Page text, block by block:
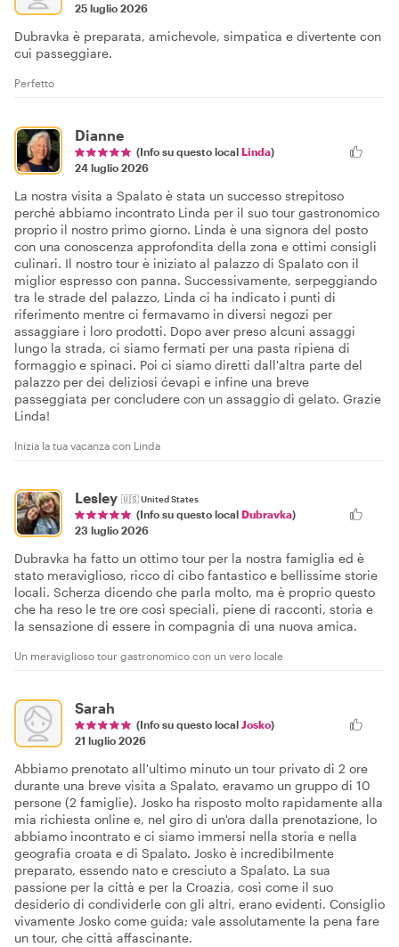
25 luglio 2026
Dubravka è preparata, amichevole, simpatica e divertente con
cui passeggiare.
Perfetto
Dianne
(Info su questo local Linda)
24 luglio 2026
La nostra visita a Spalato è stata un successo strepitoso
perché abbiamo incontrato Linda per il suo tour gastronomico
proprio il nostro primo giorno. Linda è una signora del posto
con una conoscenza approfondita della zona e ottimi consigli
culinari. Il nostro tour è iniziato al palazzo di Spalato con il
miglior espresso con panna. Successivamente, serpeggiando
tra le strade del palazzo, Linda ci ha indicato i punti di
riferimento mentre ci fermavamo in diversi negozi per
assaggiare i loro prodotti. Dopo aver preso alcuni assaggi
lungo la strada, ci siamo fermati per una pasta ripiena di
formaggio e spinaci. Poi ci siamo diretti dall'altra parte del
palazzo per dei deliziosi ćevapi e infine una breve
passeggiata per concludere con un assaggio di gelato. Grazie
Linda!
Inizia la tua vacanza con Linda
Lesley 🇺🇸United States
(Info su questo local Dubravka)
23 luglio 2026
Dubravka ha fatto un ottimo tour per la nostra famiglia ed è
stato meraviglioso, ricco di cibo fantastico e bellissime storie
locali. Scherza dicendo che parla molto, ma è proprio questo
che ha reso le tre ore così speciali, piene di racconti, storia e
la sensazione di essere in compagnia di una nuova amica.
Un meraviglioso tour gastronomico con un vero locale
Sarah
(Info su questo local Josko)
21 luglio 2026
Abbiamo prenotato all'ultimo minuto un tour privato di 2 ore
durante una breve visita a Spalato, eravamo un gruppo di 10
persone (2 famiglie). Josko ha risposto molto rapidamente alla
mia richiesta online e, nel giro di un'ora dalla prenotazione, lo
abbiamo incontrato e ci siamo immersi nella storia e nella
geografia croata e di Spalato. Josko è incredibilmente
preparato, essendo nato e cresciuto a Spalato. La sua
passione per la città e per la Croazia, così come il suo
desiderio di condividerle con gli altri, erano evidenti. Consiglio
vivamente Josko come guida; vale assolutamente la pena fare
un tour, che città affascinante.